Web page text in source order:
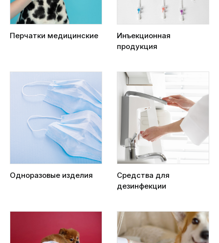
Перчатки медицинские
Инъекционная
продукция
Одноразовые изделия
Средства для
дезинфекции